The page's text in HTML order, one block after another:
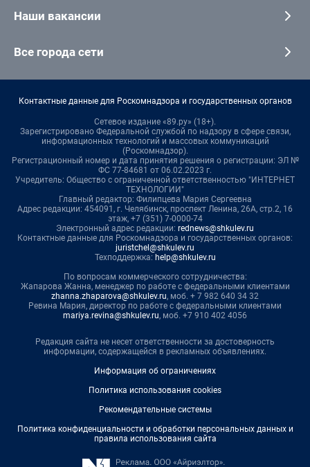
Наши вакансии
Все города сети
Контактные данные для Роскомнадзора и государственных органов
Сетевое издание «89.ру» (18+).
Зарегистрировано Федеральной службой по надзору в сфере связи,
информационных технологий и массовых коммуникаций
(Роскомнадзор).
Регистрационный номер и дата принятия решения о регистрации: ЭЛ №
ФС 77-84681 от 06.02.2023 г.
Учредитель: Общество с ограниченной ответственностью "ИНТЕРНЕТ
ТЕХНОЛОГИИ"
Главный редактор: Филипцева Мария Сергеевна
Адрес редакции: 454091, г. Челябинск, проспект Ленина, 26А, стр.2, 16
этаж, +7 (351) 7-0000-74
Электронный адрес редакции: rednews@shkulev.ru
Контактные данные для Роскомнадзора и государственных органов:
juristchel@shkulev.ru
Техподдержка: help@shkulev.ru
По вопросам коммерческого сотрудничества:
Жапарова Жанна, менеджер по работе с федеральными клиентами
zhanna.zhaparova@shkulev.ru, моб. + 7 982 640 34 32
Ревина Мария, директор по работе с федеральными клиентами
mariya.revina@shkulev.ru, моб. +7 910 402 4056
Редакция сайта не несет ответственности за достоверность
информации, содержащейся в рекламных объявлениях.
Информация об ограничениях
Политика использования cookies
Рекомендательные системы
Политика конфиденциальности и обработки персональных данных и
правила использования сайта